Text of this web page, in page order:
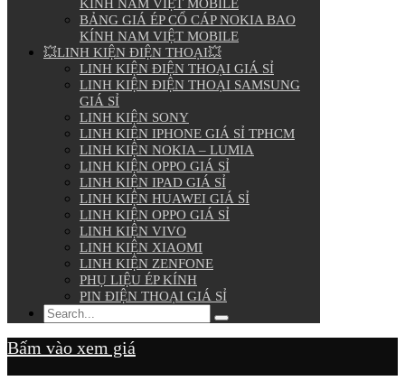
KÍNH NAM VIỆT MOBILE
BẢNG GIÁ ÉP CỔ CÁP NOKIA BAO
KÍNH NAM VIỆT MOBILE
💥LINH KIỆN ĐIỆN THOẠI💥
LINH KIỆN ĐIỆN THOẠI GIÁ SỈ
LINH KIỆN ĐIỆN THOẠI SAMSUNG
GIÁ SỈ
LINH KIỆN SONY
LINH KIỆN IPHONE GIÁ SỈ TPHCM
LINH KIỆN NOKIA – LUMIA
LINH KIỆN OPPO GIÁ SỈ
LINH KIỆN IPAD GIÁ SỈ
LINH KIỆN HUAWEI GIÁ SỈ
LINH KIỆN OPPO GIÁ SỈ
LINH KIỆN VIVO
LINH KIỆN XIAOMI
LINH KIỆN ZENFONE
PHỤ LIỆU ÉP KÍNH
PIN ĐIỆN THOẠI GIÁ SỈ
Bấm vào xem giá